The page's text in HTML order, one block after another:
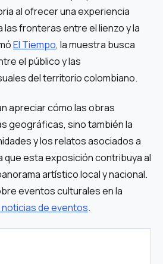
al ofrecer una experiencia
las fronteras entre el lienzo y la
El Tiempo, la muestra busca
el público y las
del territorio colombiano.
apreciar cómo las obras
geográficas, sino también la
y los relatos asociados a
que esta exposición contribuya al
artístico local y nacional.
eventos culturales en la
noticias de eventos.